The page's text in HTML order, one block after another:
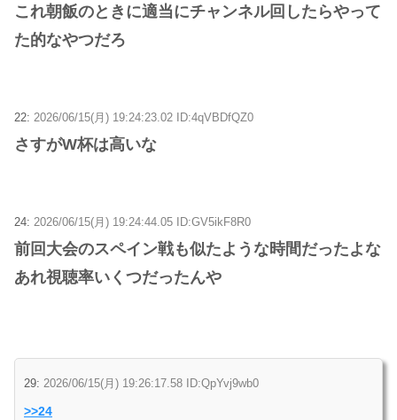
これ朝飯のときに適当にチャンネル回したらやって
た的なやつだろ
22: 2026/06/15(月) 19:24:23.02 ID:4qVBDfQZ0
さすがW杯は高いな
24: 2026/06/15(月) 19:24:44.05 ID:GV5ikF8R0
前回大会のスペイン戦も似たような時間だったよな
あれ視聴率いくつだったんや
29: 2026/06/15(月) 19:26:17.58 ID:QpYvj9wb0
>>24